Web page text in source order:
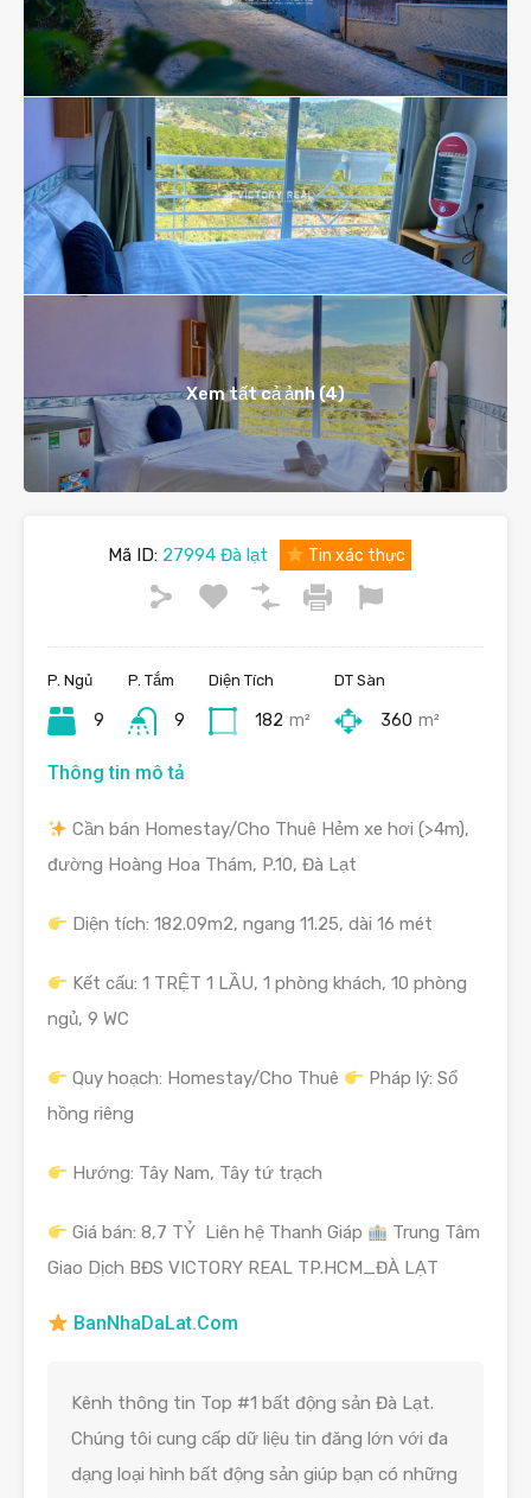
Xem tất cả ảnh (4)
Mã ID: 27994 Đà lạt Tin xác thực
P. Ngủ
9
P. Tắm
9
Diện Tích
182 m²
DT Sàn
360 m²
Thông tin mô tả
Cần bán Homestay/Cho Thuê Hẻm xe hơi (>4m),
đường Hoàng Hoa Thám, P.10, Đà Lạt
Diện tích: 182.09m2, ngang 11.25, dài 16 mét
Kết cấu: 1 TRỆT 1 LẦU, 1 phòng khách, 10 phòng
ngủ, 9 WC
Quy hoạch: Homestay/Cho Thuê
Pháp lý: Sổ
hồng riêng
Hướng: Tây Nam, Tây tứ trạch
Giá bán: 8,7 TỶ Liên hệ Thanh Giáp
Trung Tâm
Giao Dịch BĐS VICTORY REAL TP.HCM_ĐÀ LẠT
BanNhaDaLat.Com
Kênh thông tin Top #1 bất động sản Đà Lạt.
Chúng tôi cung cấp dữ liệu tin đăng lớn với đa
dạng loại hình bất động sản giúp bạn có những